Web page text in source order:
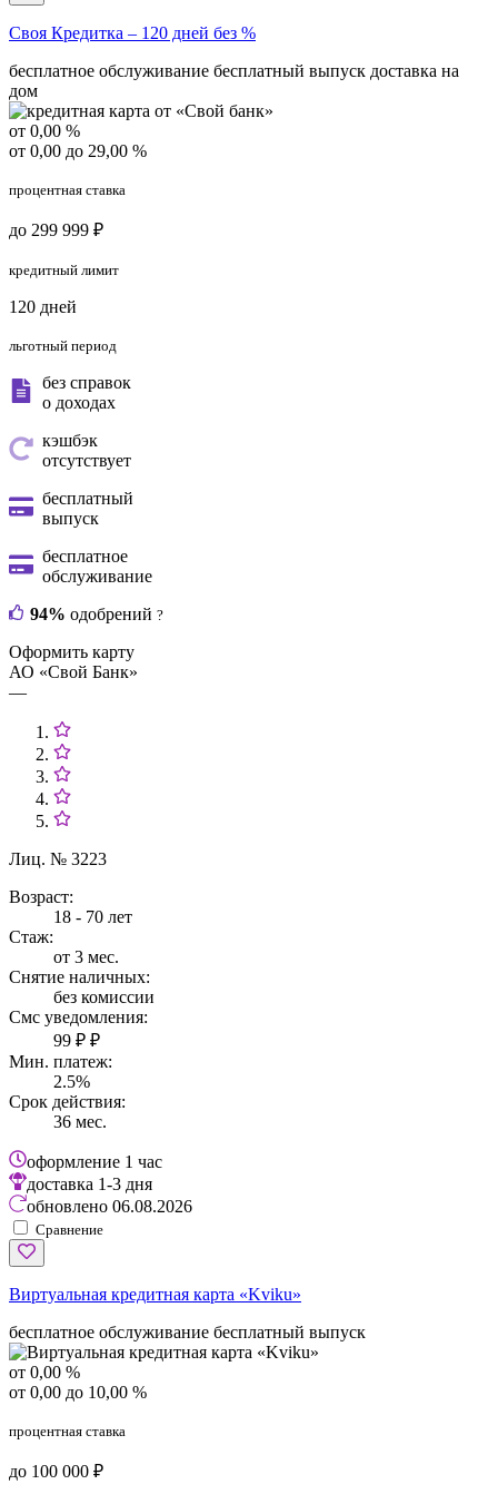
Своя Кредитка – 120 дней без %
бесплатное обслуживание бесплатный выпуск доставка на
дом
от 0,00 %
от 0,00 до 29,00 %
процентная ставка
до 299 999 ₽
кредитный лимит
120 дней
льготный период
без справок
о доходах
кэшбэк
отсутствует
бесплатный
выпуск
бесплатное
обслуживание
94% одобрений ?
Оформить карту
АО «Свой Банк»
—
Лиц. № 3223
Возраст:
18 - 70 лет
Стаж:
от 3 мес.
Снятие наличных:
без комиссии
Смс уведомления:
99 ₽ ₽
Мин. платеж:
2.5%
Срок действия:
36 мес.
оформление 1 час
доставка 1-3 дня
обновлено 06.08.2026
Сравнение
Виртуальная кредитная карта «Kviku»
бесплатное обслуживание бесплатный выпуск
от 0,00 %
от 0,00 до 10,00 %
процентная ставка
до 100 000 ₽